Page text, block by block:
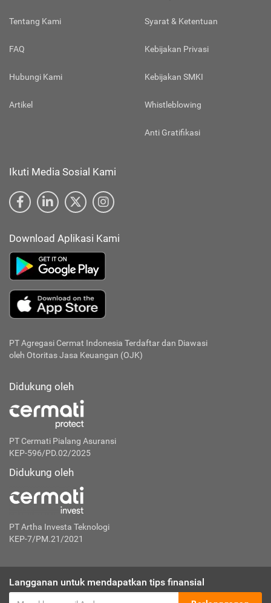
Tentang Kami
FAQ
Hubungi Kami
Artikel
Syarat & Ketentuan
Kebijakan Privasi
Kebijakan SMKI
Whistleblowing
Anti Gratifikasi
Ikuti Media Sosial Kami
Download Aplikasi Kami
PT Agregasi Cermat Indonesia Terdaftar dan Diawasi
oleh Otoritas Jasa Keuangan (OJK)
Didukung oleh
PT Cermati Pialang Asuransi
KEP-596/PD.02/2025
Didukung oleh
PT Artha Investa Teknologi
KEP-7/PM.21/2021
Langganan untuk mendapatkan tips finansial